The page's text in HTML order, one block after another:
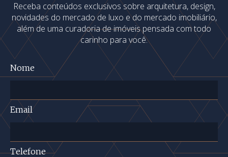
Receba conteúdos exclusivos sobre arquitetura, design,
novidades do mercado de luxo e do mercado imobiliário,
além de uma curadoria de imóveis pensada com todo
carinho para você.
Nome
Email
Telefone